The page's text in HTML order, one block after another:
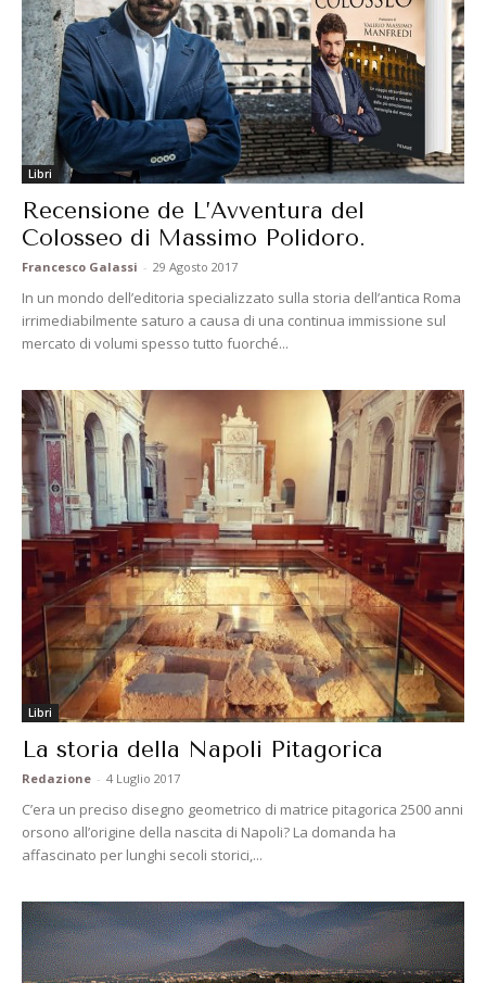
Libri
Recensione de L’Avventura del
Colosseo di Massimo Polidoro.
Francesco Galassi - 29 Agosto 2017
In un mondo dell’editoria specializzato sulla storia dell’antica Roma
irrimediabilmente saturo a causa di una continua immissione sul
mercato di volumi spesso tutto fuorché...
Libri
La storia della Napoli Pitagorica
Redazione - 4 Luglio 2017
C’era un preciso disegno geometrico di matrice pitagorica 2500 anni
orsono all’origine della nascita di Napoli? La domanda ha
affascinato per lunghi secoli storici,...